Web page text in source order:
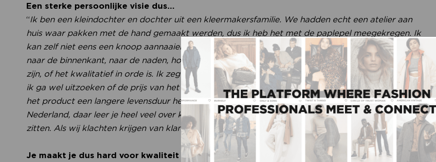
Een sterke persoonlijke visie dus…
“Ik ben een kleindochter en dochter uit een kleermakersfamilie. We hadden echt een atelier aan
huis waar pakken met de hand gemaakt werden, dus ik heb het met de paplepel meegekregen. Ik
kan zelf niet eens een knoop aannaaien, maar als ik naar collecties ga kijken dan kijk ik ook altijd
naar de binnenkant, naar de naden, hoe de voering gemaakt is, en ik voel, hoe de schouders gezet
zijn, of het kwalitatief in orde is. Ik zeg niet dat alle collecties daar altijd aan beantwoorden, maar
ik ga wel uitzoeken of de prijs van het product te verantwoorden is met het maakverhaal, en dat
het product een langere levensduur heeft dan een seizoen. Ik heb ook TMO DETEX gedaan in
Nederland, daar leer je heel veel over kwaliteitsanalyses, productanalyses, hoe dingen in elkaar
zitten. Als wij klachten krijgen van klanten, retouren, dan kan ik gelijk zien waarom iets fout gaat. ”
Je maakt je dus hard voor kwaliteit in een markt die steeds meer wordt genormeerd door